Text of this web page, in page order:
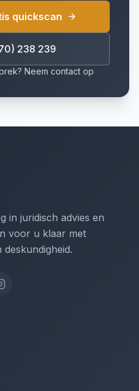
quickscan
238 239
Neem contact op
in juridisch advies en
voor u klaar met